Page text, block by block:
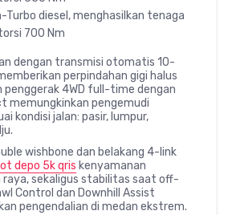
Turbo diesel, menghasilkan tenaga
700 Nm
dengan transmisi otomatis 10-
perpindahan gigi halus
penggerak 4WD full-time dengan
memungkinkan pengemudi
kondisi jalan: pasir, lumpur,
wishbone dan belakang 4-link
depo 5k qris kenyamanan
raya, sekaligus stabilitas saat off-
Control dan Downhill Assist
pengendalian di medan ekstrem.